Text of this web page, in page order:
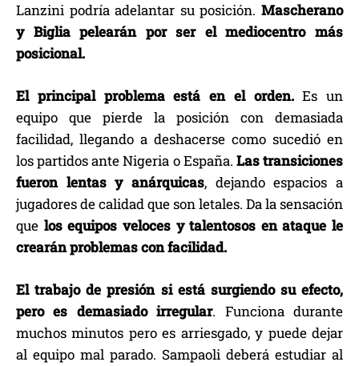
Lanzini podría adelantar su posición. Mascherano
y Biglia pelearán por ser el mediocentro más
posicional.
El principal problema está en el orden.Es un
equipo que pierde la posición con demasiada
facilidad, llegando a deshacerse como sucedió en
los partidos ante Nigeria o España. Las transiciones
fueron lentas y anárquicas, dejando espacios a
jugadores de calidad que son letales. Da la sensación
que los equipos veloces y talentosos en ataque le
crearán problemas con facilidad.
El trabajo de presión si está surgiendo su efecto,
pero es demasiado irregular. Funciona durante
muchos minutos pero es arriesgado, y puede dejar
al equipo mal parado. Sampaoli deberá estudiar al